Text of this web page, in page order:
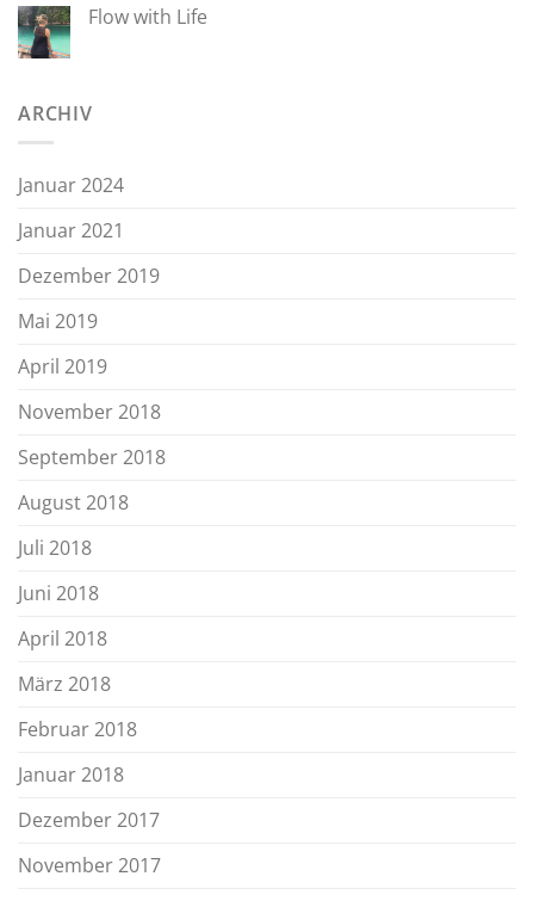
Flow with Life
ARCHIV
Januar 2024
Januar 2021
Dezember 2019
Mai 2019
April 2019
November 2018
September 2018
August 2018
Juli 2018
Juni 2018
April 2018
März 2018
Februar 2018
Januar 2018
Dezember 2017
November 2017